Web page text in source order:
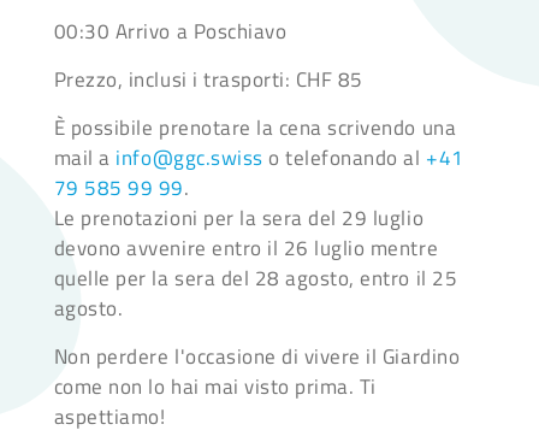
00:30 Arrivo a Poschiavo
Prezzo, inclusi i trasporti: CHF 85
È possibile prenotare la cena scrivendo una
mail a info@ggc.swiss o telefonando al +41
79 585 99 99.
Le prenotazioni per la sera del 29 luglio
devono avvenire entro il 26 luglio mentre
quelle per la sera del 28 agosto, entro il 25
agosto.
Non perdere l'occasione di vivere il Giardino
come non lo hai mai visto prima. Ti
aspettiamo!